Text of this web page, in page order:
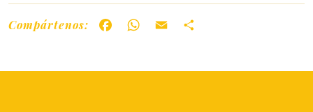
Compártenos: FacebookWhatsApp
Email